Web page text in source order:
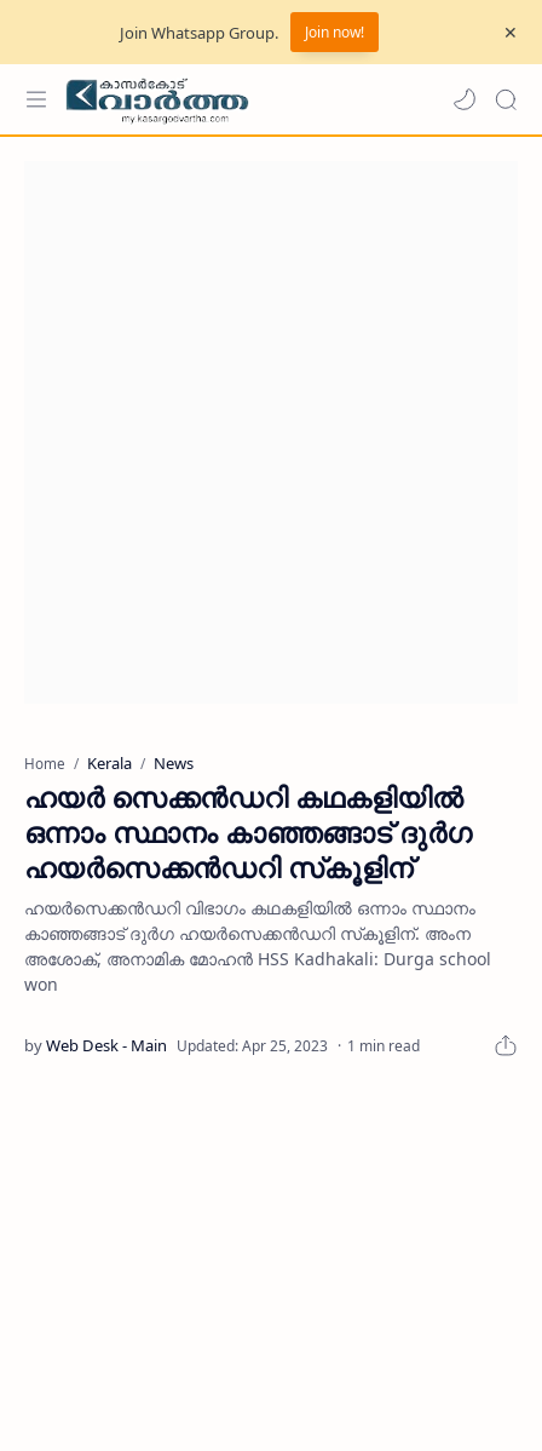
Join Whatsapp Group. Join now!
Home Kerala News
ഹയര്‍ സെക്കന്‍ഡറി കഥകളിയില്‍
ഒന്നാം സ്ഥാനം കാഞ്ഞങ്ങാട് ദുര്‍ഗ
ഹയര്‍സെക്കന്‍ഡറി സ്‌കൂളിന്
ഹയര്‍സെക്കന്‍ഡറി വിഭാഗം കഥകളിയില്‍ ഒന്നാം സ്ഥാനം
കാഞ്ഞങ്ങാട് ദുര്‍ഗ ഹയര്‍സെക്കന്‍ഡറി സ്‌കൂളിന്. അംന
അശോക്, അനാമിക മോഹന്‍ HSS Kadhakali: Durga school
won
1 min read